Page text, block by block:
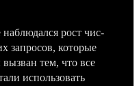
наб­людал­ся рост чис­
зап­росов, которые
тем, что все
исполь­зовать